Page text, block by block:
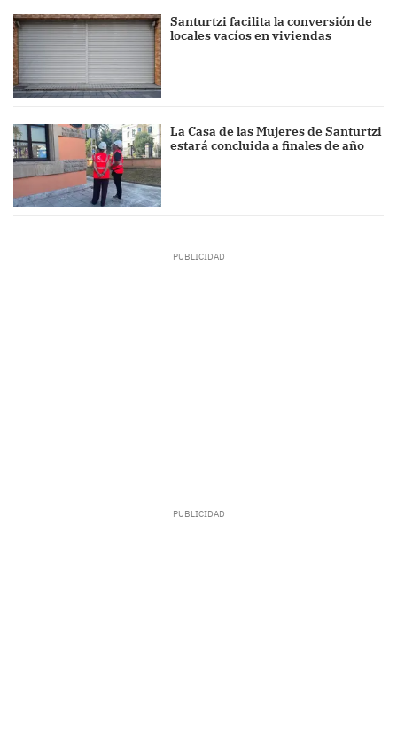
Santurtzi facilita la conversión de
locales vacíos en viviendas
La Casa de las Mujeres de Santurtzi
estará concluida a finales de año